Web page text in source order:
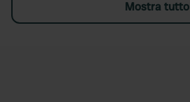
Mostra tutto